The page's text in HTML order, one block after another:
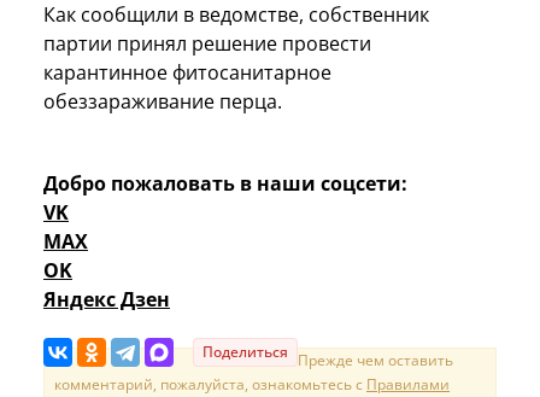
Как сообщили в ведомстве, собственник
партии принял решение провести
карантинное фитосанитарное
обеззараживание перца.
Добро пожаловать в наши соцсети:
VK
MAX
OK
Яндекс Дзен
Поделиться Прежде чем оставить
комментарий, пожалуйста, ознакомьтесь с Правилами